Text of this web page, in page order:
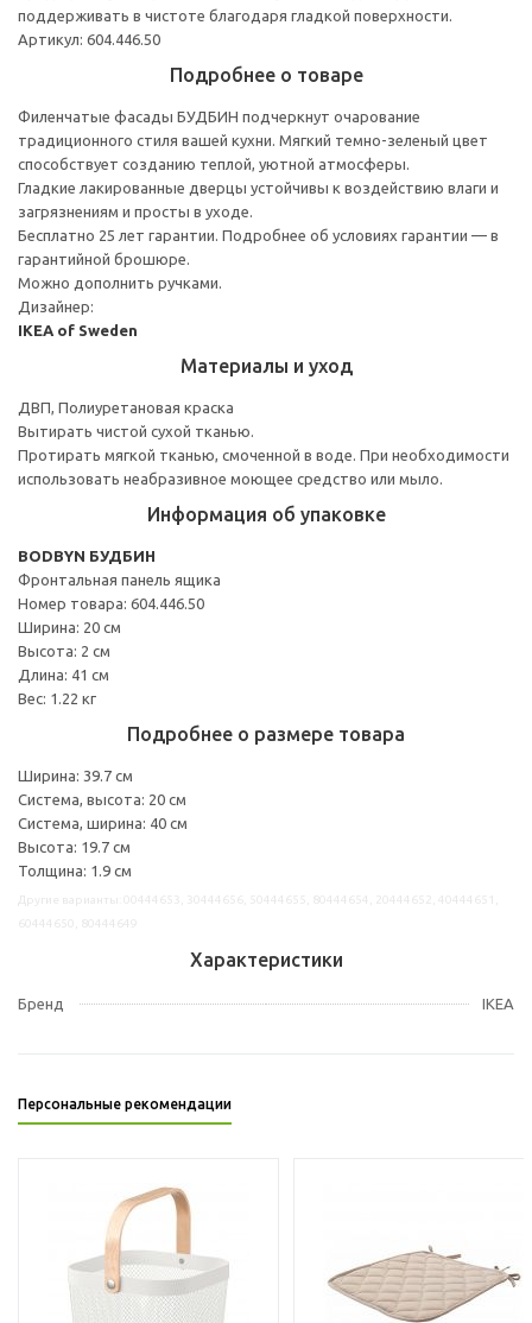
поддерживать в чистоте благодаря гладкой поверхности.
Артикул: 604.446.50
Подробнее о товаре
Филенчатые фасады БУДБИН подчеркнут очарование
традиционного стиля вашей кухни. Мягкий темно-зеленый цвет
способствует созданию теплой, уютной атмосферы.
Гладкие лакированные дверцы устойчивы к воздействию влаги и
загрязнениям и просты в уходе.
Бесплатно 25 лет гарантии. Подробнее об условиях гарантии — в
гарантийной брошюре.
Можно дополнить ручками.
Дизайнер:
IKEA of Sweden
Материалы и уход
ДВП, Полиуретановая краска
Вытирать чистой сухой тканью.
Протирать мягкой тканью, смоченной в воде. При необходимости
использовать неабразивное моющее средство или мыло.
Информация об упаковке
BODBYN БУДБИН
Фронтальная панель ящика
Номер товара: 604.446.50
Ширина: 20 см
Высота: 2 см
Длина: 41 см
Вес: 1.22 кг
Подробнее о размере товара
Ширина: 39.7 см
Система, высота: 20 см
Система, ширина: 40 см
Высота: 19.7 см
Толщина: 1.9 см
Характеристики
Бренд IKEA
Персональные рекомендации